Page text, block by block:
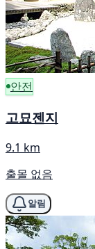
안전
고묘젠지
9.1 km
출몰 없음
알림